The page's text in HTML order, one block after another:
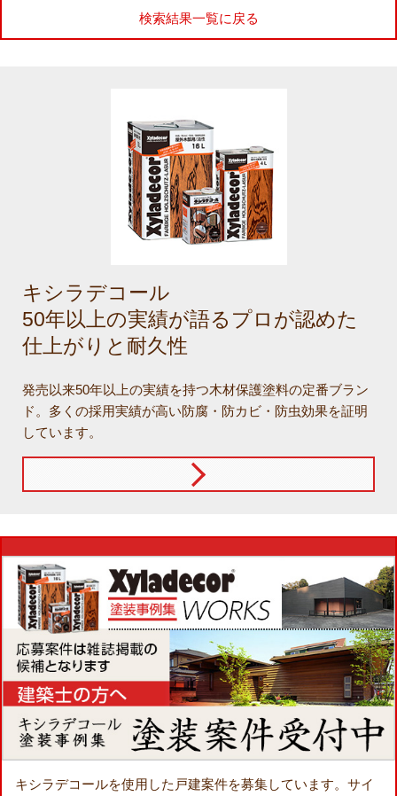
検索結果一覧に戻る
キシラデコール
50年以上の実績が語るプロが認めた
仕上がりと耐久性
発売以来50年以上の実績を持つ木材保護塗料の定番ブラン
ド。多くの採用実績が高い防腐・防カビ・防虫効果を証明
しています。
キシラデコールを使用した戸建案件を募集しています。サイ